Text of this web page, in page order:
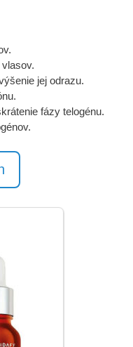
jej odrazu.
fázy telogénu.